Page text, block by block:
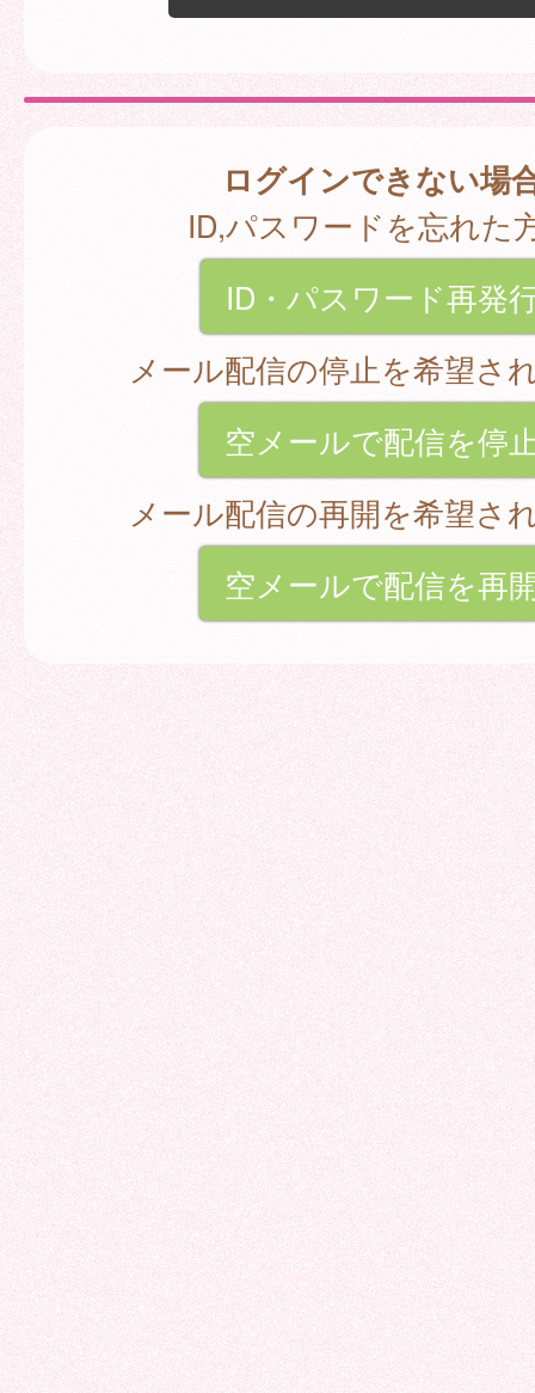
ログインできない場
ID,パスワードを忘れた
ID・パスワード再発
メール配信の停止を希望さ
空メールで配信を停
メール配信の再開を希望さ
空メールで配信を再